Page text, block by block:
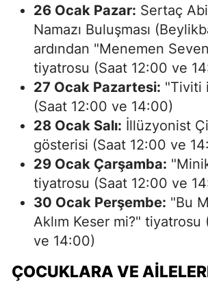
26 Ocak Pazar: Sertaç
Namazı Buluşması
ardından "Menemen
tiyatrosu (Saat 12:00 ve
27 Ocak Pazartesi: "Tiviti
(Saat 12:00 ve 14:00)
28 Ocak Salı: İllüzyonist
gösterisi (Saat 12:00 ve
29 Ocak Çarşamba:
tiyatrosu (Saat 12:00 ve
30 Ocak Perşembe: "Bu
Aklım Keser mi?" tiyatrosu
ve 14:00)
ÇOCUKLARA VE